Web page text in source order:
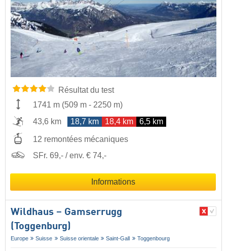
Résultat du test
1741 m (509 m - 2250 m)
43,6 km
18,7 km 18,4 km 6,5 km
12 remontées mécaniques
SFr. 69,- / env. € 74,-
Informations
Wildhaus – Gamserrugg
(Toggenburg)
Europe Suisse Suisse orientale Saint-Gall Toggenbourg